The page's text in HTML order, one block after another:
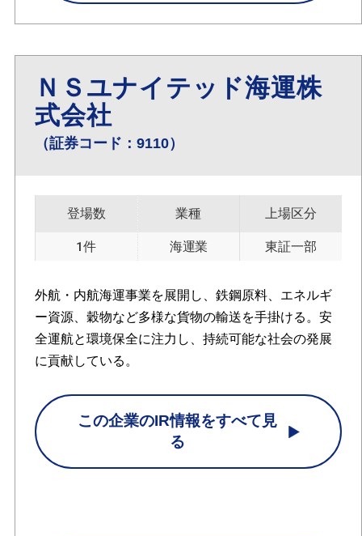
ＮＳユナイテッド海運株
式会社
（証券コード：9110）
登場数
1件
業種
海運業
上場区分
東証一部
外航・内航海運事業を展開し、鉄鋼原料、エネルギ
ー資源、穀物など多様な貨物の輸送を手掛ける。安
全運航と環境保全に注力し、持続可能な社会の発展
に貢献している。
この企業のIR情報をすべて見
る